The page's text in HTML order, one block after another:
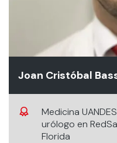
Joan Cristóbal
Medicina
urólogo en
Florida